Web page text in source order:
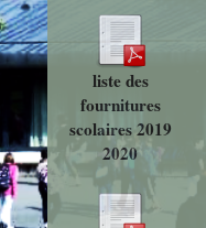
photos
Des Arts
Orientation
Voyages
et Sorties
liste des
fournitures
scolaires 2019
2020